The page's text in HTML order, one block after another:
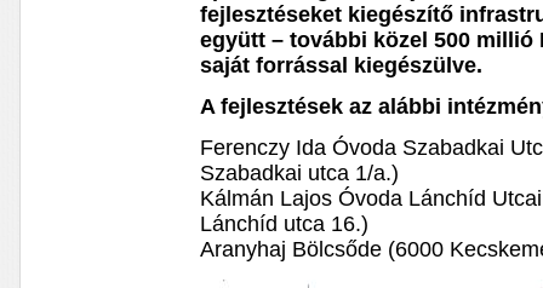
fejlesztéseket kiegészítő
együtt – további közel 500
saját forrással kiegészülve.
A fejlesztések az alábbi
Ferenczy Ida Óvoda Szabadkai
Szabadkai utca 1/a.)
Kálmán Lajos Óvoda Lánchíd
Lánchíd utca 16.)
Aranyhaj Bölcsőde (6000